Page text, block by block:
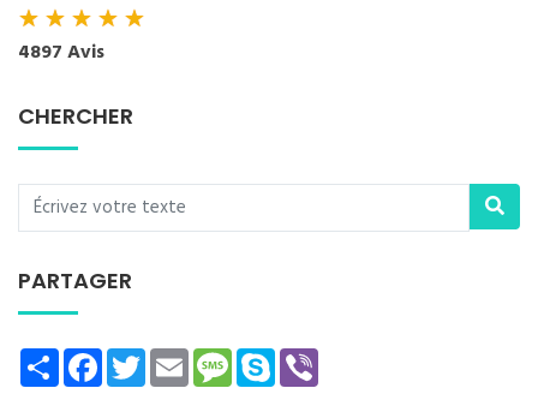
★★★★★
4897 Avis
CHERCHER
PARTAGER
ShareFacebookTwitterEmailMessage
Skype